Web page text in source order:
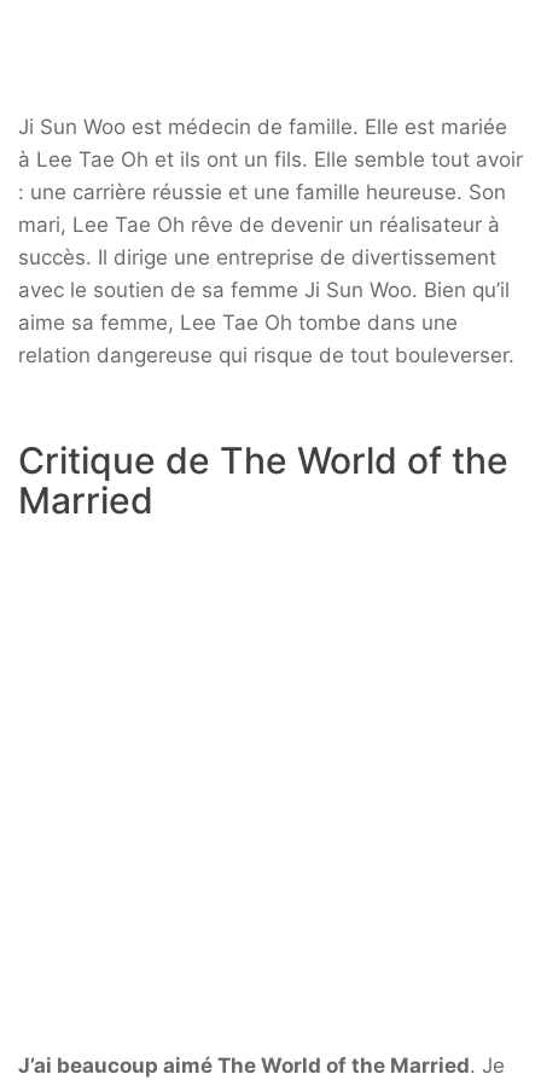
Ji Sun Woo est médecin de famille. Elle est mariée
à Lee Tae Oh et ils ont un fils. Elle semble tout avoir
: une carrière réussie et une famille heureuse. Son
mari, Lee Tae Oh rêve de devenir un réalisateur à
succès. Il dirige une entreprise de divertissement
avec le soutien de sa femme Ji Sun Woo. Bien qu’il
aime sa femme, Lee Tae Oh tombe dans une
relation dangereuse qui risque de tout bouleverser.
Critique de The World of the
Married
J’ai beaucoup aimé The World of the Married. Je